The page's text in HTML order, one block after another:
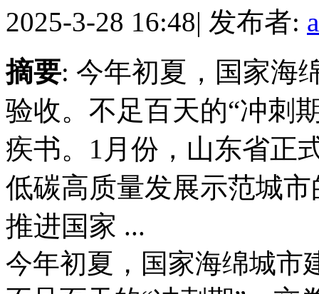
2025-3-28 16:48| 发布者:
摘要: 今年初夏，国家海
验收。不足百天的“冲刺
疾书。1月份，山东省正
低碳高质量发展示范城
推进国家 ...
今年初夏，国家海绵城市